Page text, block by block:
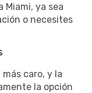
Miami, ya sea
o necesites
caro, y la
la opción